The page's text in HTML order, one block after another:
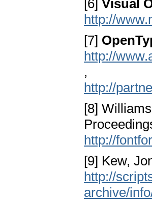
[6] Visual
http://
[7]
http://
,
http://
[8]
http://
[9] Kew,
http://
archive/